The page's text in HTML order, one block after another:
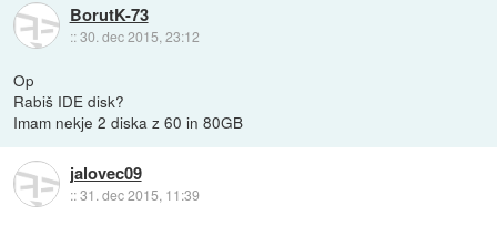
BorutK-73
::30. dec 2015, 23:12
Op
Rabiš IDE disk?
Imam nekje 2 diska z 60 in 80GB
jalovec09
::31. dec 2015, 11:39